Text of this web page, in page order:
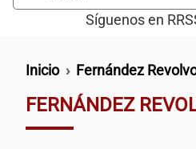
Síguenos en
Ruta de
Inicio Fernández
FERNÁNDEZ